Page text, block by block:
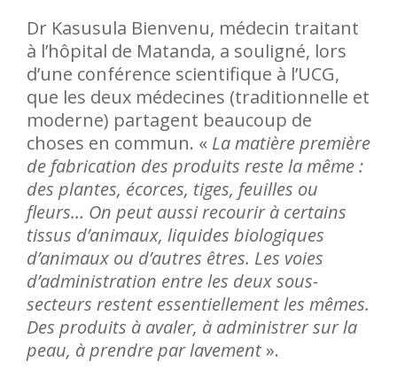
Dr Kasusula Bienvenu, médecin traitant
à l’hôpital de Matanda, a souligné, lors
d’une conférence scientifique à l’UCG,
que les deux médecines (traditionnelle et
moderne) partagent beaucoup de
choses en commun. « La matière première
de fabrication des produits reste la même :
des plantes, écorces, tiges, feuilles ou
fleurs… On peut aussi recourir à certains
tissus d’animaux, liquides biologiques
d’animaux ou d’autres êtres. Les voies
d’administration entre les deux sous-
secteurs restent essentiellement les mêmes.
Des produits à avaler, à administrer sur la
peau, à prendre par lavement».